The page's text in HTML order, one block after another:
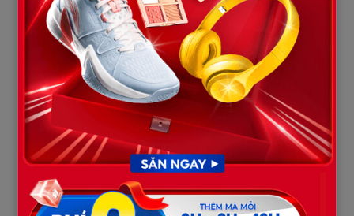
nỗi nhục nhã mà chị Hồng để lại.
Sáng hôm sau, tôi được giao nhiệm vụ thu dọn vài bộ quần áo
của Bin vào chiếc túi cũ. Thằng bé cứ bám lấy gấu áo tôi hỏi: “Cô
út ơi, mình đi thăm mẹ Hồng hả cô?” Tim tôi thắt lại, nhưng sự
giận dữ đối với chị dâu khiến tôi chỉ biết im lặng. Đúng lúc chúng
tôi vừa dắt Bin ra đến cổng, chiếc điện thoại cục gạch của mẹ tôi
đổ chuông. Một dãy số lạ hoắc.
Đầu dây bên kia là giọng một người phụ nữ trung niên, gấp gáp
và đầy run rẩy: “Có phải người nhà chị Hồng đó không? Tôi là y
tá trưởng bệnh viện huyện 6 năm trước… Tôi… tôi phải nói ra sự
thật này, nếu không tôi chết không nhắm mắt được.”